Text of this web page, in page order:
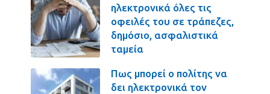
ηλεκτρονικά όλες τις
οφειλές του σε τράπεζες,
δημόσιο, ασφαλιστικά
ταμεία
Πως μπορεί ο πολίτης να
δει ηλεκτρονικά τον